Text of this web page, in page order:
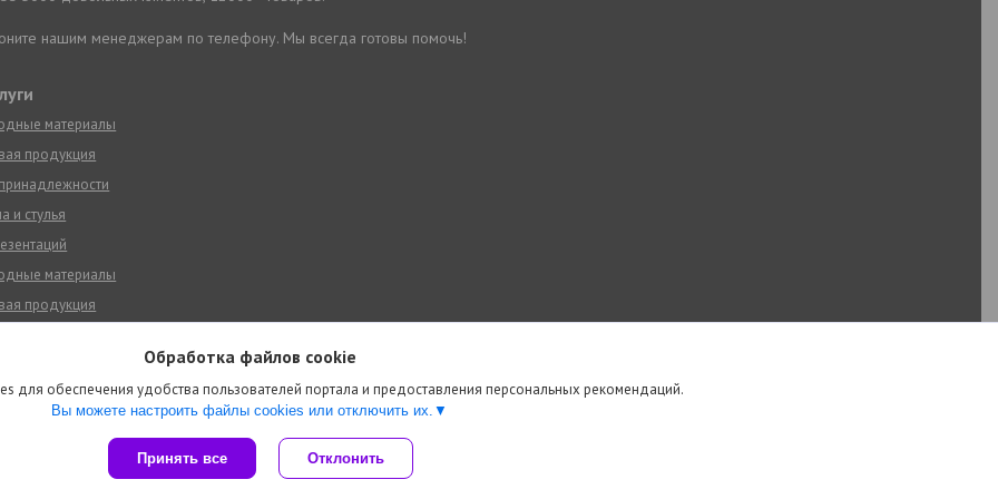
нашим менеджерам по телефону. Мы всегда готовы помочь!
материалы
продукция
и стулья
материалы
продукция
Сайт создан на платформе Deal.by
Политика обработки файлов cookies
Обработка файлов cookie
для обеспечения удобства пользователей портала и предоставления персональных рекомендаций.
Вы можете настроить файлы cookies или отключить их.
Принять все Отклонить